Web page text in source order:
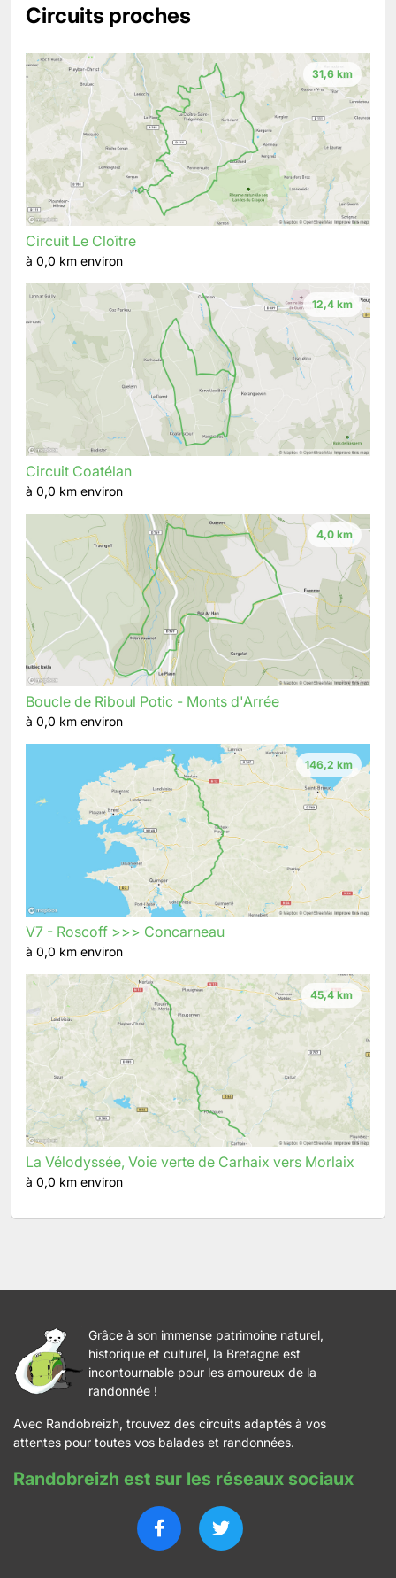
Circuits proches
31,6 km
Circuit Le Cloître
à 0,0 km environ
12,4 km
Circuit Coatélan
à 0,0 km environ
4,0 km
Boucle de Riboul Potic - Monts d'Arrée
à 0,0 km environ
146,2 km
V7 - Roscoff >>> Concarneau
à 0,0 km environ
45,4 km
La Vélodyssée, Voie verte de Carhaix vers Morlaix
à 0,0 km environ
Grâce à son immense patrimoine naturel,
historique et culturel, la Bretagne est
incontournable pour les amoureux de la
randonnée !
Avec Randobreizh, trouvez des circuits adaptés à vos
attentes pour toutes vos balades et randonnées.
Randobreizh est sur les réseaux sociaux